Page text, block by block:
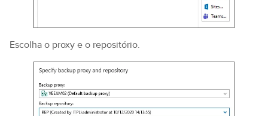
Escolha o proxy e o repositório.